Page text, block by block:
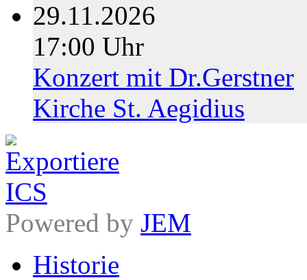
29.11.2026
17:00 Uhr
Konzert mit Dr.Gerstner
Kirche St. Aegidius
Powered by JEM
Historie